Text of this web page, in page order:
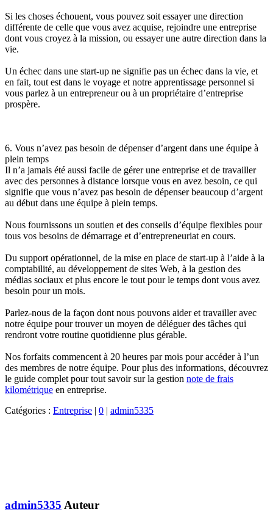
Si les choses échouent, vous pouvez soit essayer une direction
différente de celle que vous avez acquise, rejoindre une entreprise
dont vous croyez à la mission, ou essayer une autre direction dans la
vie.
Un échec dans une start-up ne signifie pas un échec dans la vie, et
en fait, tout est dans le voyage et notre apprentissage personnel si
vous parlez à un entrepreneur ou à un propriétaire d’entreprise
prospère.
6. Vous n’avez pas besoin de dépenser d’argent dans une équipe à
plein temps
Il n’a jamais été aussi facile de gérer une entreprise et de travailler
avec des personnes à distance lorsque vous en avez besoin, ce qui
signifie que vous n’avez pas besoin de dépenser beaucoup d’argent
au début dans une équipe à plein temps.
Nous fournissons un soutien et des conseils d’équipe flexibles pour
tous vos besoins de démarrage et d’entrepreneuriat en cours.
Du support opérationnel, de la mise en place de start-up à l’aide à la
comptabilité, au développement de sites Web, à la gestion des
médias sociaux et plus encore le tout pour le temps dont vous avez
besoin pour un mois.
Parlez-nous de la façon dont nous pouvons aider et travailler avec
notre équipe pour trouver un moyen de déléguer des tâches qui
rendront votre routine quotidienne plus gérable.
Nos forfaits commencent à 20 heures par mois pour accéder à l’un
des membres de notre équipe. Pour plus des informations, découvrez
le guide complet pour tout savoir sur la gestion note de frais
kilométrique en entreprise.
Catégories : Entreprise | 0 | admin5335
admin5335 Auteur